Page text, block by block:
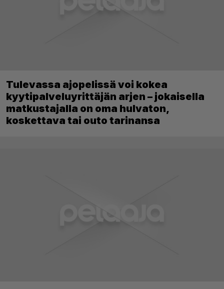
Tulevassa ajopelissä voi kokea
kyytipalveluyrittäjän arjen – jokaisella
matkustajalla on oma hulvaton,
koskettava tai outo tarinansa